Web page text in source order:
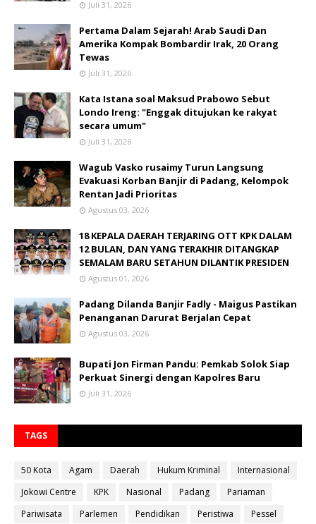
Juli 31, 2026
Pertama Dalam Sejarah! Arab Saudi Dan
Amerika Kompak Bombardir Irak, 20 Orang
Tewas
Juli 31, 2026
Kata Istana soal Maksud Prabowo Sebut
Londo Ireng: "Enggak ditujukan ke rakyat
secara umum"
Juli 31, 2026
Wagub Vasko rusaimy Turun Langsung
Evakuasi Korban Banjir di Padang, Kelompok
Rentan Jadi Prioritas
Agustus 03, 2026
18 KEPALA DAERAH TERJARING OTT KPK DALAM
12 BULAN, DAN YANG TERAKHIR DITANGKAP
SEMALAM BARU SETAHUN DILANTIK PRESIDEN
Agustus 01, 2026
Padang Dilanda Banjir Fadly - Maigus Pastikan
Penanganan Darurat Berjalan Cepat
Agustus 03, 2026
Bupati Jon Firman Pandu: Pemkab Solok Siap
Perkuat Sinergi dengan Kapolres Baru
Juli 31, 2026
TAGS
50 Kota Agam Daerah Hukum Kriminal
Internasional
Jokowi Centre
KPK Nasional Padang
Pariaman
Pariwisata
Parlemen Pendidikan Peristiwa Pessel